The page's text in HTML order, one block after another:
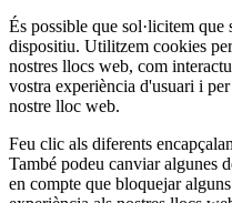
És possible que sol·licitem que
dispositiu. Utilitzem cookies
nostres llocs web, com
vostra experiència d'usuari i
nostre lloc web.
Feu clic als diferents
També podeu canviar algunes
en compte que bloquejar